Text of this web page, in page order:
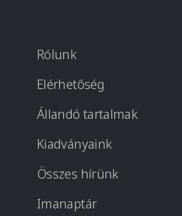
Rólunk
Elérhetőség
Állandó tartalmak
Kiadványaink
Összes hírünk
Imanaptár